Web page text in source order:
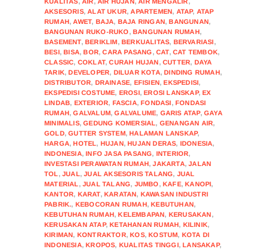
AKSESORIS,ALAT UKUR,APARTEMEN, ATAP, ATAP
RUMAH,AWET, BAJA, BAJA RINGAN,BANGUNAN,
BANGUNAN RUKO-RUKO ,BANGUNAN RUMAH,
BASEMENT,BERIKLIM,BERKUALITAS, BERVARIASI,
BESI,BISA,BOR,CARA PASANG ,CAT,CAT TEMBOK,
CLASSIC, COKLAT,CURAH HUJAN,CUTTER, DAYA
TARIK,DEVELOPER, DILUAR KOTA,DINDING RUMAH,
DISTRIBUTOR, DRAINASE, EFISIEN,EKSPEDISI,
EKSPEDISI COSTUME, EROSI,EROSI LANSKAP,EX
LINDAB, EXTERIOR, FASCIA,FONDASI,FONDASI
RUMAH,GALVALUM,GALVALUME, GARIS ATAP,GAYA
MINIMALIS,GEDUNG KOMERSIAL, GENANGAN AIR,
GOLD,GUTTER SYSTEM,HALAMAN LANSKAP,
HARGA,HOTEL, HUJAN,HUJAN DERAS, IDONESIA,
INDONESIA,INFO JASA PASANG, INTERIOR,
INVESTASI PERAWATAN RUMAH,JAKARTA,JALAN
TOL ,JUAL,JUAL AKSESORIS TALANG, JUAL
MATERIAL ,JUAL TALANG, JUMBO ,KAFE,KANOPI,
KANTOR, KARAT,KARATAN, KAWASAN INDUSTRI
PABRIK., KEBOCORAN RUMAH,KEBUTUHAN,
KEBUTUHAN RUMAH,KELEMBAPAN, KERUSAKAN,
KERUSAKAN ATAP,KETAHANAN RUMAH, KILINIK,
KIRIMAN, KONTRAKTOR,KOS,KOSTUM, KOTA DI
INDONESIA,KROPOS, KUALITAS TINGGI,LANSAKAP,